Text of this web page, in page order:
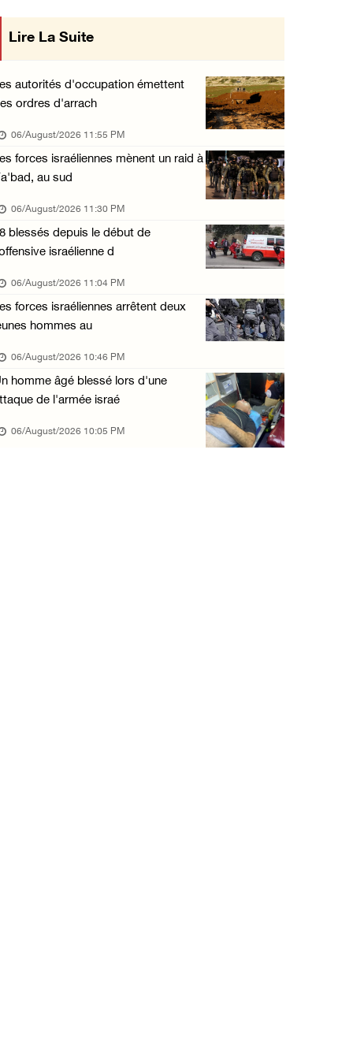
Des ministres des affaires étrangères de hui ...
06/August/2026 03:06 PM
Croissant-Rouge : 16 blessés suite à l'agres ...
06/August/2026 01:42 PM
Les forces d'occupation rasent 4 dunams à Ba ...
06/August/2026 12:57 PM
La présidence condamne et met en garde l'occ ...
06/August/2026 12:16 PM
Les forces d'occupation démolissent une mais ...
06/August/2026 12:08 PM
Des colons clôturent des terres dans le nord ...
06/August/2026 11:05 AM
L'occupation poursuit son agression contre l ...
Les autorités israéliennes démolissent un im ...
du Conseil
avec
Lire La Suite
autorités d'occupation émettent
ordres d'arrach
06/August/2026 11:55 PM
forces israéliennes mènent un raid à
au sud
06/August/2026 11:30 PM
blessés depuis le début de
israélienne d
06/August/2026 11:04 PM
forces israéliennes arrêtent deux
hommes au
06/August/2026 10:46 PM
homme âgé blessé lors d'une
de l'armée israé
06/August/2026 10:05 PM